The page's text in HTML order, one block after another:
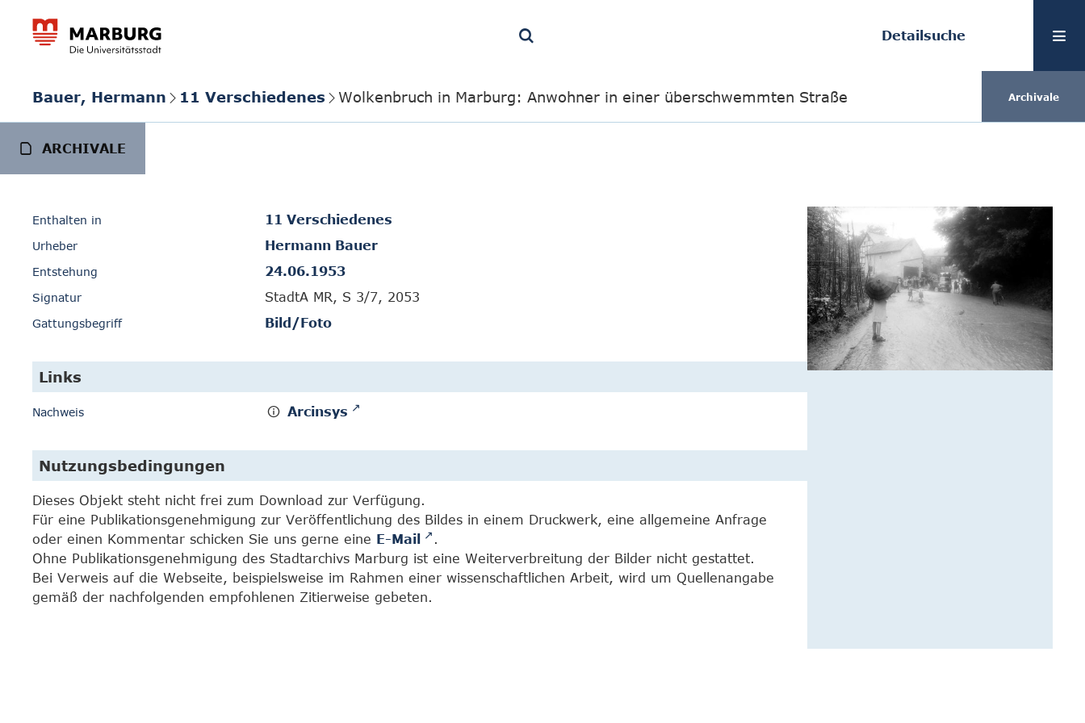
Detailsuche
Bauer, Hermann 11 Verschiedenes Wolkenbruch in Marburg: Anwohner in einer überschwemmten Straße Archivale
ARCHIVALE
Enthalten in 11 Verschiedenes
Urheber Hermann Bauer
Entstehung 24.06.1953
Signatur StadtA MR, S 3/7, 2053
Gattungsbegriff Bild/Foto
Links
Nachweis Arcinsys
Nutzungsbedingungen
Dieses Objekt steht nicht frei zum Download zur Verfügung.
Für eine Publikationsgenehmigung zur Veröffentlichung des Bildes in einem Druckwerk, eine allgemeine Anfrage
oder einen Kommentar schicken Sie uns gerne eine E-Mail
.
Ohne Publikationsgenehmigung des Stadtarchivs Marburg ist eine Weiterverbreitung der Bilder nicht gestattet.
Bei Verweis auf die Webseite, beispielsweise im Rahmen einer wissenschaftlichen Arbeit, wird um Quellenangabe
gemäß der nachfolgenden empfohlenen Zitierweise gebeten.